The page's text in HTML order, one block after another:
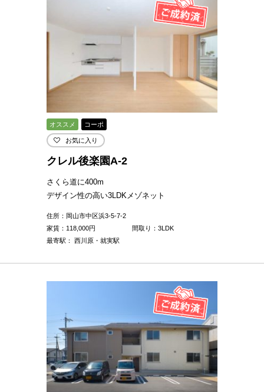
オススメ コーポ
お気に入り
クレル後楽園A-2
さくら道に400m
デザイン性の高い3LDKメゾネット
住所：岡山市中区浜3-5-7-2
家賃： 118,000円
間取り：3LDK
最寄駅： 西川原・就実駅